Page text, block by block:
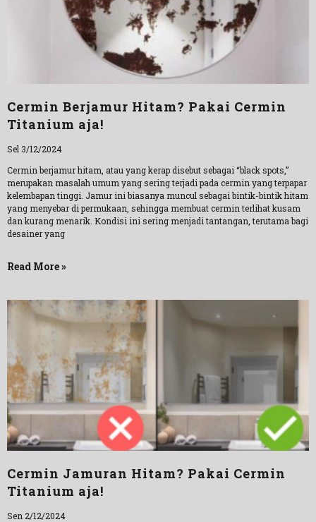
Cermin Berjamur Hitam? Pakai Cermin
Titanium aja!
Sel 3/12/2024
Cermin berjamur hitam, atau yang kerap disebut sebagai “black spots,”
merupakan masalah umum yang sering terjadi pada cermin yang terpapar
kelembapan tinggi. Jamur ini biasanya muncul sebagai bintik-bintik hitam
yang menyebar di permukaan, sehingga membuat cermin terlihat kusam
dan kurang menarik. Kondisi ini sering menjadi tantangan, terutama bagi
desainer yang
Read More »
Cermin Jamuran Hitam? Pakai Cermin
Titanium aja!
Sen 2/12/2024